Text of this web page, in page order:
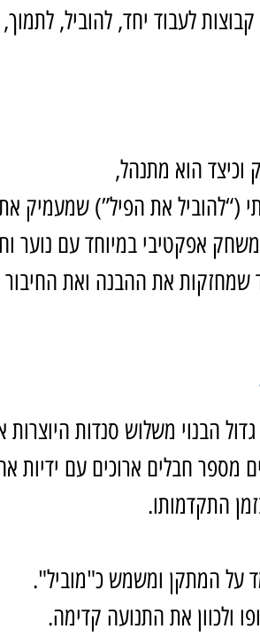
לעבוד יחד, להוביל,
הוא מתנהל,
(“להוביל את הפיל”) שמעמיק
אפקטיבי במיוחד עם נוער
שמחזקות את ההבנה ואת החיבור
מספר חבלים ארוכים עם ידיות
התקדמותו.
על המתקן ומשמש כ"מוביל".
ולכוון את התנועה קדימה.